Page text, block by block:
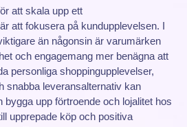
att skala upp ett
att fokusera på kundupplevelsen. I
än någonsin är varumärken
och engagemang mer benägna att
personliga shoppingupplevelser,
snabba leveransalternativ kan
upp förtroende och lojalitet hos
upprepade köp och positiva